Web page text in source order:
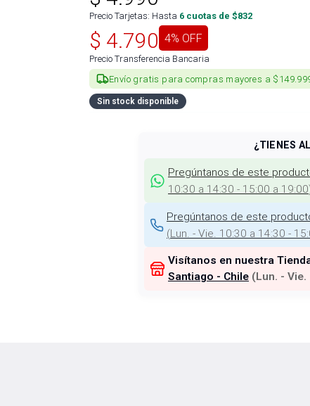
Precio Tarjetas: Hasta 6 cuotas de $832
$ 4.790 4% OFF
Precio Transferencia Bancaria
Envío gratis para compras mayores a
Sin stock disponible
¿TIENES
Pregúntanos de este
10:30 a 14:30 - 15:00 a 19:00
Pregúntanos de este
(Lun. - Vie. 10:30 a 14:30 -
Visítanos en nuestra
Santiago - Chile (Lun. - Vie.